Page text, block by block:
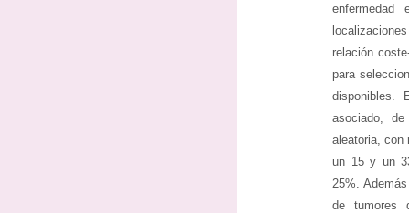
enfermedad
relación
para
asociado,
aleatoria, con
un 15 y un
25%.
de tumores